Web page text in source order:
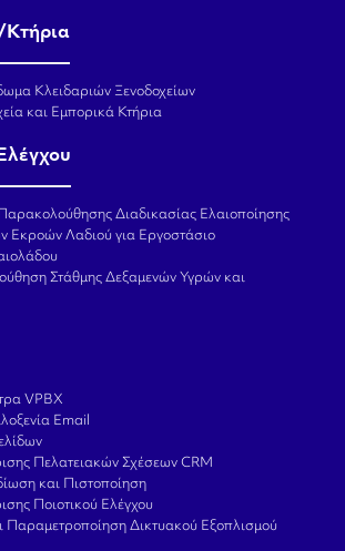
Κτήρια
Κλειδαριών Ξενοδοχείων
και Εμπορικά Κτήρια
Διαδικασίας Ελαιοποίησης
Εκροών Λαδιού για Εργοστάσιο
Στάθμης Δεξαμενών Υγρών και
VPBX
Email
Πελατειακών Σχέσεων CRM
και Πιστοποίηση
Ποιοτικού Ελέγχου
Παραμετροποίηση Δικτυακού Εξοπλισμού